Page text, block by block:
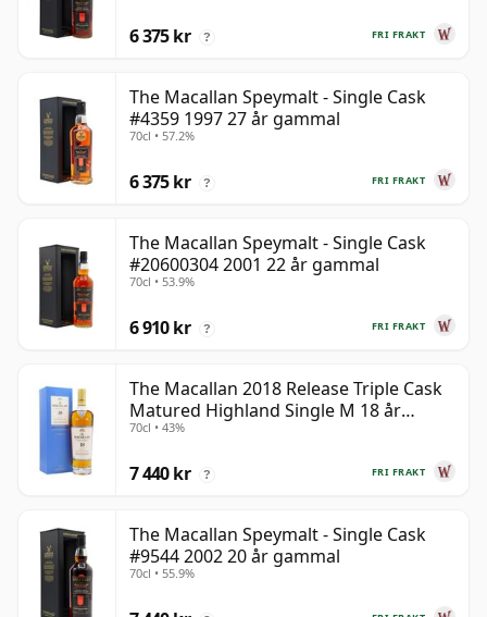
FRI FRAKT
6 375 kr ?
The Macallan Speymalt - Single Cask
#4359 1997 27 år gammal
70cl • 57.2%
FRI FRAKT
6 375 kr ?
The Macallan Speymalt - Single Cask
#20600304 2001 22 år gammal
70cl • 53.9%
FRI FRAKT
6 910 kr ?
The Macallan 2018 Release Triple Cask
Matured Highland Single M 18 år
gammal
70cl • 43%
FRI FRAKT
7 440 kr ?
The Macallan Speymalt - Single Cask
#9544 2002 20 år gammal
70cl • 55.9%